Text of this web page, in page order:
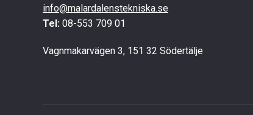
info@malardalenstekniska.se
Tel: 08-553 709 01
Vagnmakarvägen 3, 151 32 Södertälje